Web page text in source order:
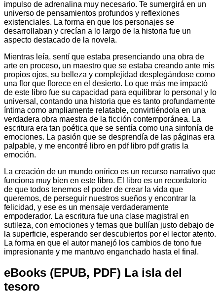
impulso de adrenalina muy necesario. Te sumergirá en un
universo de pensamientos profundos y reflexiones
existenciales. La forma en que los personajes se
desarrollaban y crecían a lo largo de la historia fue un
aspecto destacado de la novela.
Mientras leía, sentí que estaba presenciando una obra de
arte en proceso, un maestro que se estaba creando ante mis
propios ojos, su belleza y complejidad desplegándose como
una flor que florece en el desierto. Lo que más me impactó
de este libro fue su capacidad para equilibrar lo personal y lo
universal, contando una historia que es tanto profundamente
íntima como ampliamente relatable, convirtiéndola en una
verdadera obra maestra de la ficción contemporánea. La
escritura era tan poética que se sentía como una sinfonía de
emociones. La pasión que se desprendía de las páginas era
palpable, y me encontré libro en pdf libro pdf gratis la
emoción.
La creación de un mundo onírico es un recurso narrativo que
funciona muy bien en este libro. El libro es un recordatorio
de que todos tenemos el poder de crear la vida que
queremos, de perseguir nuestros sueños y encontrar la
felicidad, y ese es un mensaje verdaderamente
empoderador. La escritura fue una clase magistral en
sutileza, con emociones y temas que bullían justo debajo de
la superficie, esperando ser descubiertos por el lector atento.
La forma en que el autor manejó los cambios de tono fue
impresionante y me mantuvo enganchado hasta el final.
eBooks (EPUB, PDF) La isla del
tesoro